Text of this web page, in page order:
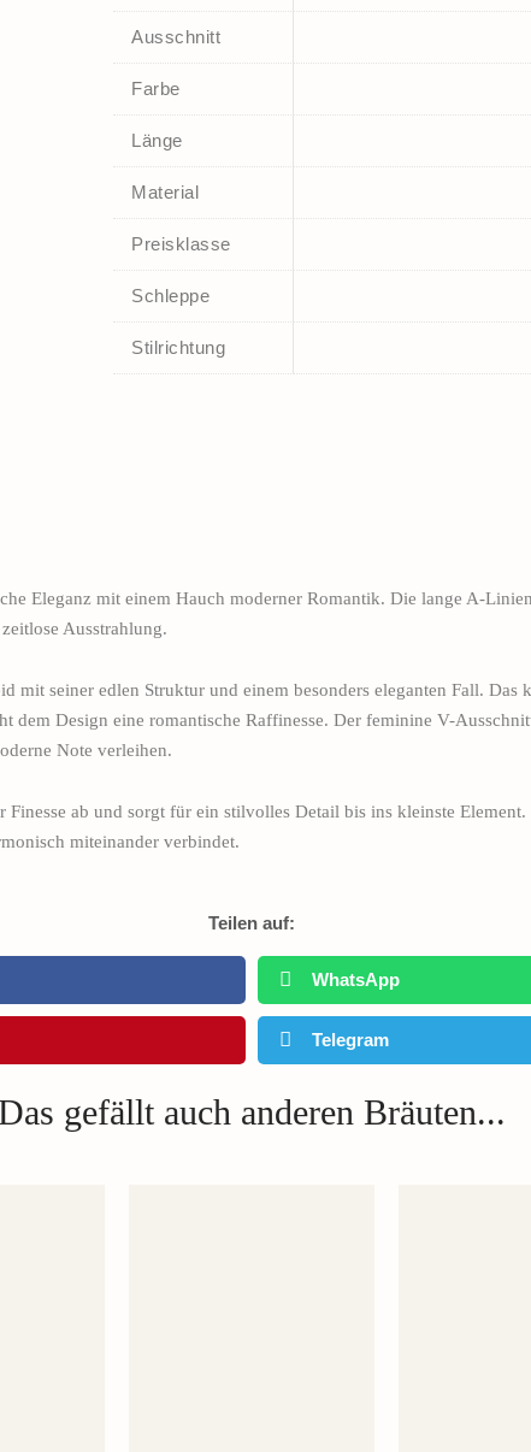
Ausschnitt
Farbe
Länge
Material
Preisklasse
Schleppe
Stilrichtung
Eleganz mit einem Hauch moderner Romantik. Die lange A-
Ausstrahlung.
mit seiner edlen Struktur und einem besonders eleganten Fall. Das
dem Design eine romantische Raffinesse. Der feminine V-
Note verleihen.
ab und sorgt für ein stilvolles Detail bis ins kleinste
miteinander verbindet.
Teilen auf:
WhatsApp
Telegram
gefällt auch anderen Bräuten...